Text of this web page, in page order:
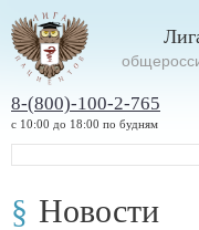
8-(800)-100-2-765
с 10:00 до 18:00 по будням
Новости